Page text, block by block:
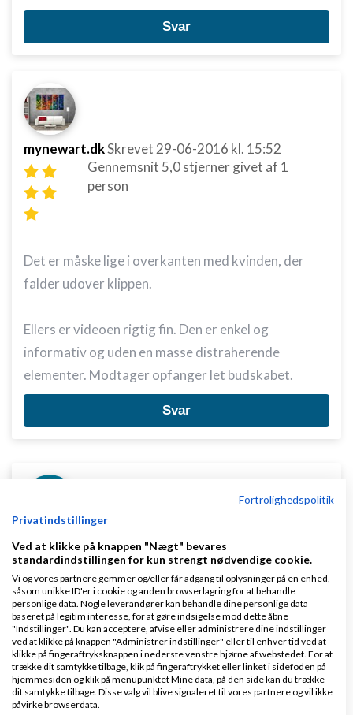
Svar
mynewart.dkSkrevet 29-06-2016 kl. 15:52
Gennemsnit 5,0stjerner givet af 1
person
Det er måske lige i overkanten med kvinden, der
falder udover klippen.
Ellers er videoen rigtig fin. Den er enkel og
informativ og uden en masse distraherende
elementer. Modtager opfanger let budskabet.
Svar
Mikkel deMib Svendsen Skrevet
16:10
Caspar F:
Simpelt, forståelig og god video! :) Hvad koster
Fortrolighedspolitik
Privatindstillinger
Ved at klikke på knappen "Nægt" bevares
standardindstillingen for kun strengt nødvendige cookie.
Vi og vores partnere gemmer og/eller får adgang til oplysninger på en enhed,
såsom unikke ID'er i cookie og anden browserlagring for at behandle
personlige data. Nogle leverandører kan behandle dine personlige data
baseret på legitim interesse, for at gøre indsigelse mod dette åbne
"Indstillinger". Du kan acceptere, afvise eller administrere dine indstillinger
ved at klikke på knappen "Administrer indstillinger" eller til enhver tid ved at
klikke på fingeraftryksknappen i nederste venstre hjørne af webstedet. For at
trække dit samtykke tilbage, klik på fingeraftrykket eller linket i sidefoden på
hjemmesiden og klik på menupunktet Mine data, på den side kan du trække
dit samtykke tilbage. Disse valg vil blive signaleret til vores partnere og vil ikke
påvirke browserdata.